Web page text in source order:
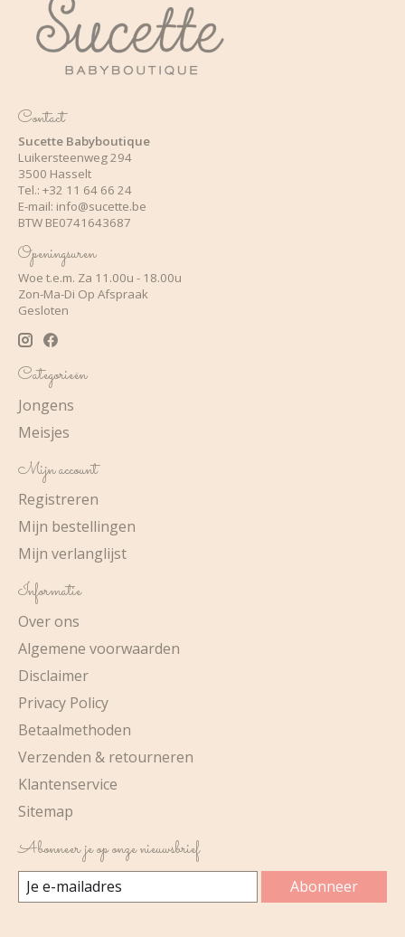
Contact
Sucette Babyboutique
Luikersteenweg 294
3500 Hasselt
Tel.: +32 11 64 66 24
E-mail: info@sucette.be
BTW BE0741643687
Openingsuren
Woe t.e.m. Za 11.00u - 18.00u
Zon-Ma-Di Op Afspraak
Gesloten
Categorieën
Jongens
Meisjes
Mijn account
Registreren
Mijn bestellingen
Mijn verlanglijst
Informatie
Over ons
Algemene voorwaarden
Disclaimer
Privacy Policy
Betaalmethoden
Verzenden & retourneren
Klantenservice
Sitemap
Abonneer je op onze nieuwsbrief
Abonneer